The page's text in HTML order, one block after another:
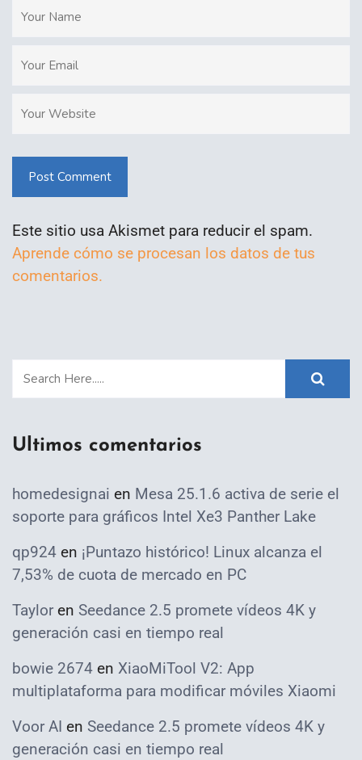
Post Comment
Este sitio usa Akismet para reducir el spam.
Aprende cómo se procesan los datos de tus
comentarios.
Ultimos comentarios
homedesignai en Mesa 25.1.6 activa de serie el
soporte para gráficos Intel Xe3 Panther Lake
qp924 en ¡Puntazo histórico! Linux alcanza el
7,53% de cuota de mercado en PC
Taylor en Seedance 2.5 promete vídeos 4K y
generación casi en tiempo real
bowie 2674 en XiaoMiTool V2: App
multiplataforma para modificar móviles Xiaomi
Voor AI en Seedance 2.5 promete vídeos 4K y
generación casi en tiempo real